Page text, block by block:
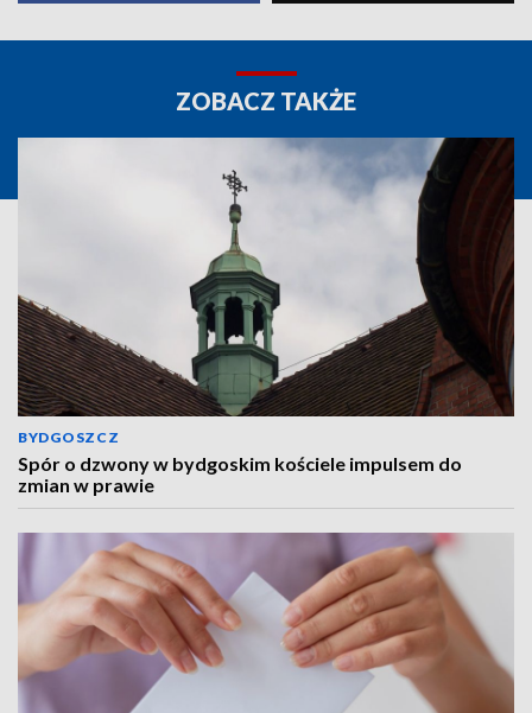
ZOBACZ TAKŻE
BYDGOSZCZ
Spór o dzwony w bydgoskim kościele impulsem do
zmian w prawie